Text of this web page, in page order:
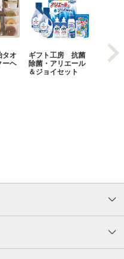
オ
ーヘ
ギフト工房 抗菌
除菌・アリエール
＆ジョイセット
ギフ
エール